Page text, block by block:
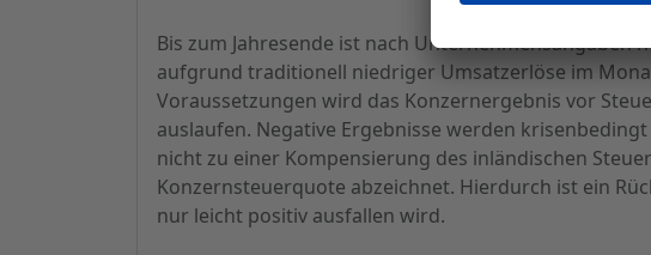
Bis zum Jahresende ist nach
aufgrund traditionell niedriger Umsatzerlöse im
Voraussetzungen wird das Konzernergebnis vor
auslaufen. Negative Ergebnisse werden
nicht zu einer Kompensierung des inländischen
Konzernsteuerquote abzeichnet. Hierdurch ist ein
nur leicht positiv ausfallen wird.